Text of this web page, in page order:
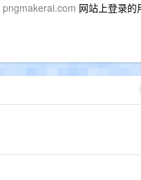
pngmakerai.com 网站上登录的